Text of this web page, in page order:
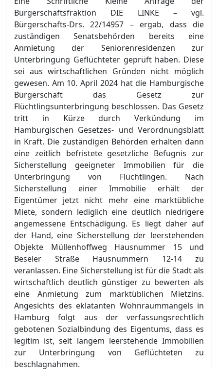
Bürgerschaftsfraktion DIE LINKE –
vgl.
Bürgerschafts-Drs. 22/14957 – ergab, dass die
zuständigen Senatsbehörden bereits eine
Anmietung der Seniorenresidenzen zur
Unterbringung Geflüchteter geprüft haben. Diese
sei aus wirtschaftlichen Gründen nicht möglich
gewesen. Am 10. April 2024 hat die Hamburgische
Bürgerschaft das Gesetz zur
Flüchtlingsunterbringung beschlossen. Das Gesetz
tritt in Kürze durch Verkündung im
Hamburgischen Gesetzes- und Verordnungsblatt
in Kraft. Die zuständigen Behörden erhalten dann
eine zeitlich befristete gesetzliche Befugnis zur
Sicherstellung geeigneter Immobilien für die
Unterbringung von Flüchtlingen. Nach
Sicherstellung einer Immobilie erhält der
Eigentümer jetzt nicht mehr eine marktübliche
Miete, sondern lediglich eine deutlich niedrigere
angemessene Entschädigung. Es liegt daher auf
der Hand, eine Sicherstellung der leerstehenden
Objekte Müllenhoffweg Hausnummer 15 und
Beseler Straße Hausnummern 12-14 zu
veranlassen. Eine Sicherstellung ist für die Stadt als
wirtschaftlich deutlich günstiger zu bewerten als
eine Anmietung zum marktüblichen Mietzins.
Angesichts des eklatanten Wohnraummangels in
Hamburg folgt aus der verfassungsrechtlich
gebotenen Sozialbindung des Eigentums, dass es
legitim ist, seit langem leerstehende Immobilien
zur Unterbringung von Geflüchteten zu
beschlagnahmen.